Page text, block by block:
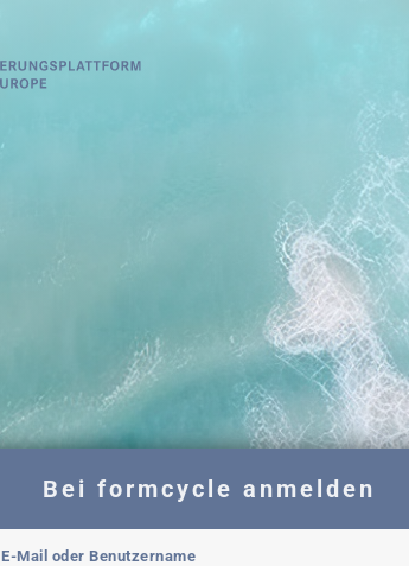
Bei formcycle anmelden
E-Mail oder Benutzername